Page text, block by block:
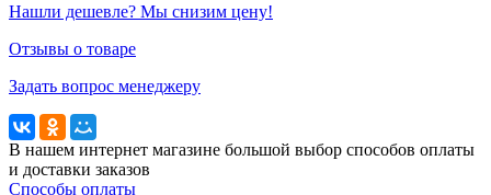
Нашли дешевле? Мы снизим цену!
Отзывы о товаре
Задать вопрос менеджеру
В нашем интернет магазине большой выбор способов оплаты
и доставки заказов
Способы оплаты